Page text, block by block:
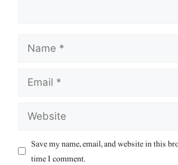
Name
Email
Website
Save my name, email, and website in this
time I comment.